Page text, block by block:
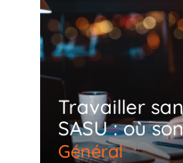
Travailler
SASU : où
Général